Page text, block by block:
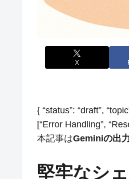
X
{ “status”: “draft”,
[“Error Handling”,
本記事はGeminiの出
堅牢なシ